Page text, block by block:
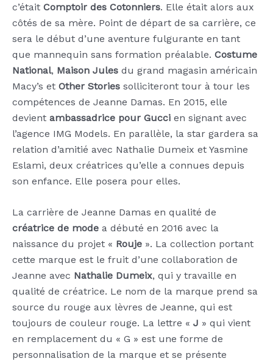
c’était Comptoir des Cotonniers. Elle était alors aux
côtés de sa mère. Point de départ de sa carrière, ce
sera le début d’une aventure fulgurante en tant
que mannequin sans formation préalable. Costume
National, Maison Jules du grand magasin américain
Macy’s et Other Stories solliciteront tour à tour les
compétences de Jeanne Damas. En 2015, elle
devient ambassadrice pour Gucci en signant avec
l’agence IMG Models. En parallèle, la star gardera sa
relation d’amitié avec Nathalie Dumeix et Yasmine
Eslami, deux créatrices qu’elle a connues depuis
son enfance. Elle posera pour elles.
La carrière de Jeanne Damas en qualité de
créatrice de mode a débuté en 2016 avec la
naissance du projet « Rouje ». La collection portant
cette marque est le fruit d’une collaboration de
Jeanne avec Nathalie Dumeix, qui y travaille en
qualité de créatrice. Le nom de la marque prend sa
source du rouge aux lèvres de Jeanne, qui est
toujours de couleur rouge. La lettre « J » qui vient
en remplacement du « G » est une forme de
personnalisation de la marque et se présente